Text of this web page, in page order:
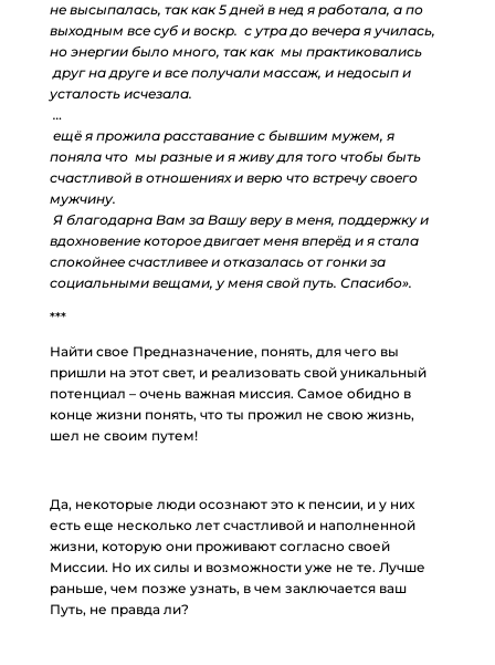
не высыпалась, так как 5 дней в нед я работала, а по
выходным все суб и воскр. с утра до вечера я училась,
но энергии было много, так как мы практиковались
друг на друге и все получали массаж, и недосып и
усталость исчезала.
…
ещё я прожила расставание с бывшим мужем, я
поняла что мы разные и я живу для того чтобы быть
счастливой в отношениях и верю что встречу своего
мужчину.
Я благодарна Вам за Вашу веру в меня, поддержку и
вдохновение которое двигает меня вперёд и я стала
спокойнее счастливее и отказалась от гонки за
социальными вещами, у меня свой путь. Спасибо».
***
Найти свое Предназначение, понять, для чего вы
пришли на этот свет, и реализовать свой уникальный
потенциал – очень важная миссия. Самое обидно в
конце жизни понять, что ты прожил не свою жизнь,
шел не своим путем!
Да, некоторые люди осознают это к пенсии, и у них
есть еще несколько лет счастливой и наполненной
жизни, которую они проживают согласно своей
Миссии. Но их силы и возможности уже не те. Лучше
раньше, чем позже узнать, в чем заключается ваш
Путь, не правда ли?